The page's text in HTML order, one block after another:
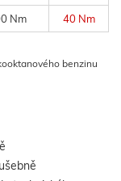
Nm 40 Nm
benzinu